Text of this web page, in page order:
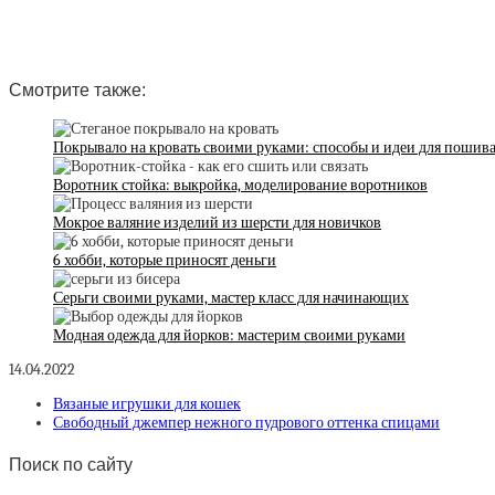
Смотрите также:
Покрывало на кровать своими руками: способы и идеи для пошива
Воротник стойка: выкройка, моделирование воротников
Мокрое валяние изделий из шерсти для новичков
6 хобби, которые приносят деньги
Серьги своими руками, мастер класс для начинающих
Модная одежда для йорков: мастерим своими руками
14.04.2022
Вязаные игрушки для кошек
Свободный джемпер нежного пудрового оттенка спицами
Поиск по сайту